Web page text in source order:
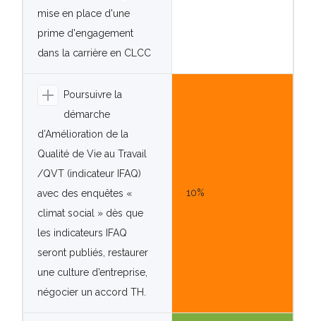
mise en place d'une
prime d'engagement
dans la carrière en CLCC
Poursuivre la
démarche
d’Amélioration de la
Qualité de Vie au Travail
/QVT (indicateur IFAQ)
avec des enquêtes «
climat social » dès que
les indicateurs IFAQ
seront publiés, restaurer
une culture d’entreprise,
négocier un accord TH.
10%